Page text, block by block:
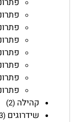
קהילה (2)
שידרוגים (13)